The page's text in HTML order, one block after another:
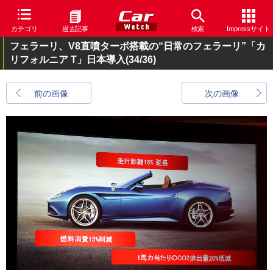
カテゴリ 過去記事 検索 Impressサイト
フェラーリ、V8直噴ターボ搭載の“日常のフェラーリ”「カ
リフォルニア T」日本導入(34/36)
前の画像 次の画像